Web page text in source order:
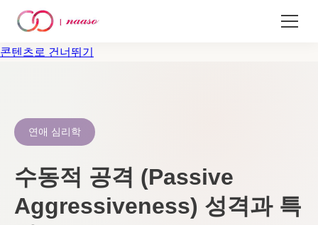
콘텐츠로 건너뛰기
연애 심리학
수동적 공격 (Passive
Aggressiveness) 성격과 특